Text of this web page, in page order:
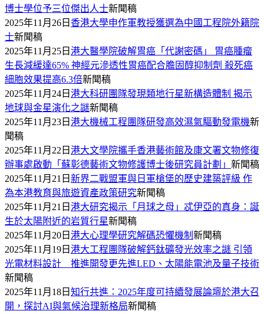
博士學位予三位傑出人士新聞稿
2025年11月26日 香港大學申作軍教授獲選為中國工程院外籍院
士新聞稿
2025年11月25日 港大醫學院破解胃癌「代謝密碼」 胃癌腫瘤
生長減緩達65% 神經元滲透性胃癌配合膽固醇抑制劑 殺死癌
細胞效果提高6.3倍新聞稿
2025年11月24日 港大科研團隊發現類地行星新構造體制 揭示
地球與金星演化之謎新聞稿
2025年11月23日 港大機械工程團隊研發高效濕氣驅動發電機新
聞稿
2025年11月22日 港大文學院攜手香港藝術館及康文署文物修復
辦事處啟動「蘇彰德藝術文物修護博士後研究員計劃」 新聞稿
2025年11月21日 新界二戰盟軍與日軍槍堡的歷史建築評級 作
為本港教育與旅遊資產政策研究新聞稿
2025年11月21日 港大研究揭示「月球之母」忒伊亞的真身：誕
生於太陽附近的岩質行星新聞稿
2025年11月20日 港大心理學研究解碼恐懼機制 新聞稿
2025年11月19日 港大工程團隊破解鈣鈦礦發光效率之謎 引領
光電材料設計 推進開發更先進LED、太陽能電池及量子技術
新聞稿
2025年11月18日 知行共進：2025年度可持續發展論壇於港大召
開，探討AI與氣候治理新格局新聞稿